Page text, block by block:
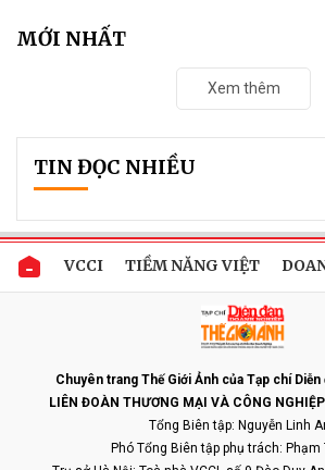
MỚI NHẤT
Xem thêm
TIN ĐỌC NHIỀU
VCCI TIỀM NĂNG VIỆT
Chuyên trang Thế Giới Ảnh của Tạp chí Diễn
LIÊN ĐOÀN THƯƠNG MẠI VÀ CÔNG
Tổng Biên tập: Nguyễn Linh
Phó Tổng Biên tập phụ trách: Phạm